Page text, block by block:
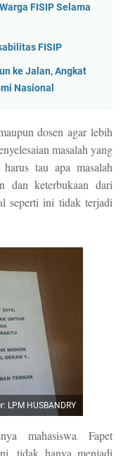
FISIP Selama
FISIP
ke Jalan, Angkat
Nasional
dosen agar lebih
masalah yang
tau apa masalah
dan keterbukaan dari
seperti ini tidak terjadi
LPM HUSBANDRY
mahasiswa Fapet